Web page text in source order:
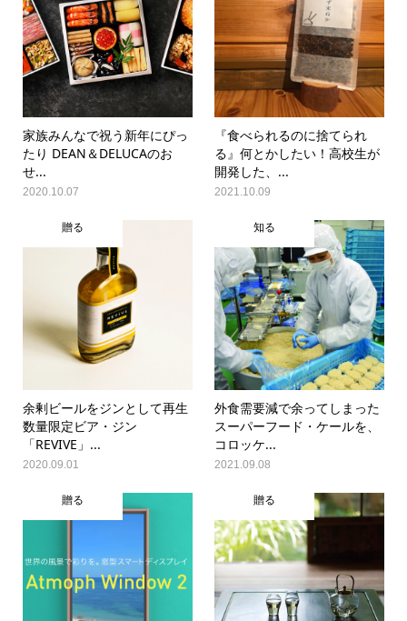
家族みんなで祝う新年にぴっ
たり DEAN＆DELUCAのお
せ...
2020.10.07
『食べられるのに捨てられ
る』何とかしたい！高校生が
開発した、...
2021.10.09
贈る
余剰ビールをジンとして再生
数量限定ビア・ジン
「REVIVE」...
2020.09.01
知る
外食需要減で余ってしまった
スーパーフード・ケールを、
コロッケ...
2021.09.08
贈る 贈る